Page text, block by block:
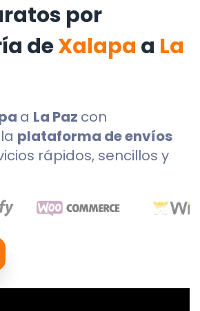
por
deXalapa a La
a La Paz con
plataforma de envíos
rápidos, sencillos y